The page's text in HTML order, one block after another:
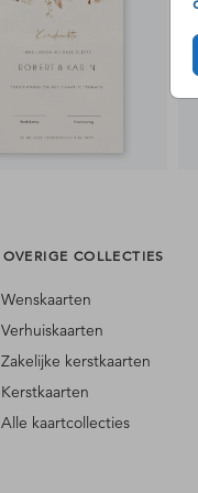
OVERIGE COLLECTIES
Wenskaarten
Verhuiskaarten
Zakelijke kerstkaarten
Kerstkaarten
Alle kaartcollecties